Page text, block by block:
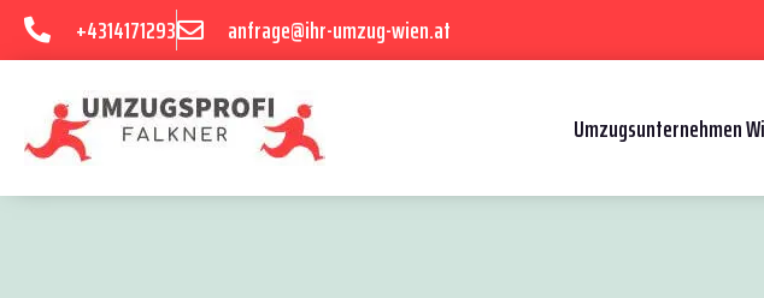
+4314171293 anfrage@ihr-umzug-wien.at
Umzugsunternehmen